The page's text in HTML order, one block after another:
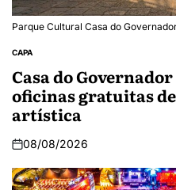
Parque Cultural Casa do
CAPA
Casa do
oficinas gratuitas
artística
08/08/2026